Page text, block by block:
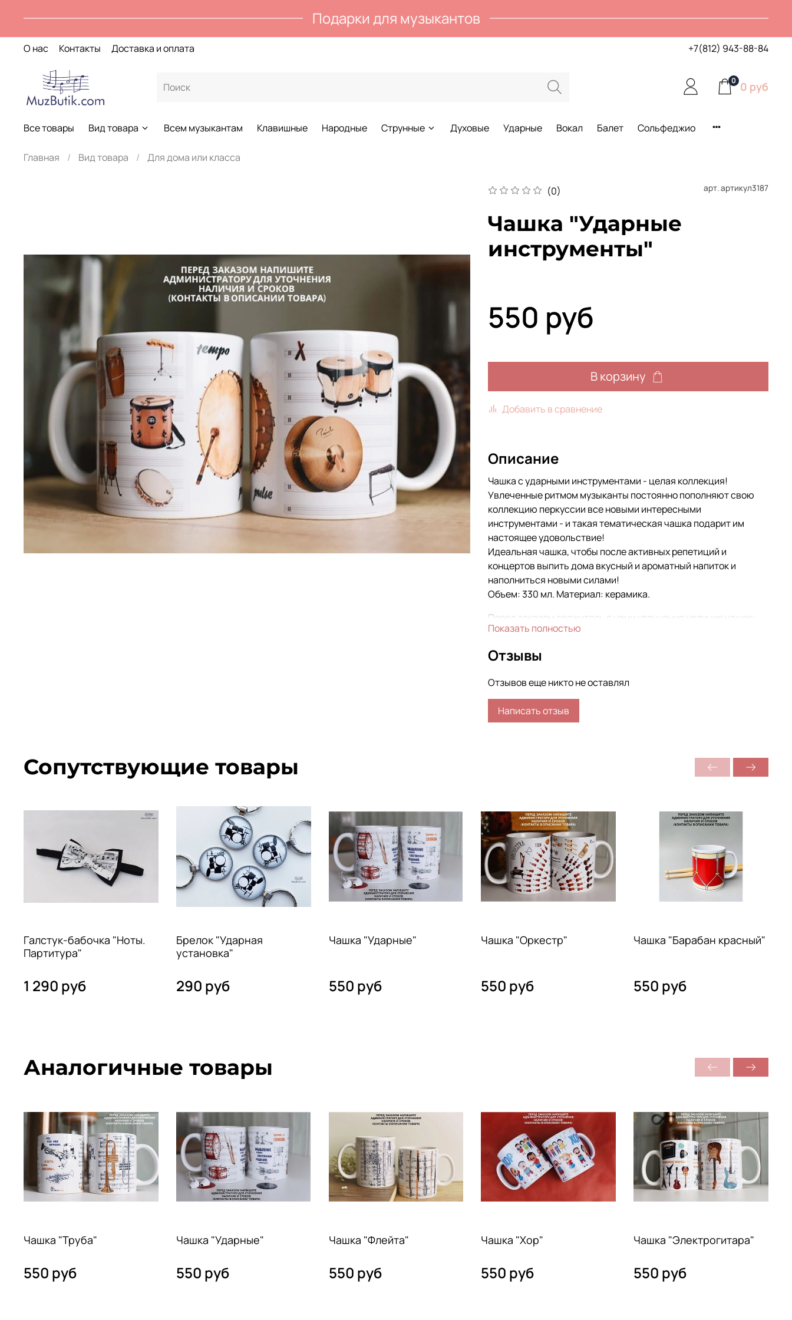
Подарки для музыкантов
О нас Контакты Доставка и оплата +7(812) 943-88-84
0 0 руб
Все товары Вид товара Всем музыкантам Клавишные Народные Струнные Духовые Ударные Вокал Балет Сольфеджио
Главная Вид товара Для дома или класса
(0) арт.артикул3187
Чашка "Ударные
инструменты"
550 руб
В корзину
Добавить в сравнение
Описание
Чашка с ударными инструментами - целая коллекция!
Увлеченные ритмом музыканты постоянно пополняют свою
коллекцию перкуссии все новыми интересными
инструментами - и такая тематическая чашка подарит им
настоящее удовольствие!
Идеальная чашка, чтобы после активных репетиций и
концертов выпить дома вкусный и ароматный напиток и
наполниться новыми силами!
Объем: 330 мл. Материал: керамика.
Перед заказом свяжитесь с нами уточнения наличия чашек:
- позвоните нам по тел. +7(812)943-88-84
Можем изготовить любое количество чашек под заказ.
Показать полностью
Отзывы
Отзывов еще никто не оставлял
Написать отзыв
Сопутствующие товары
Галстук-бабочка "Ноты.
Партитура"
1 290 руб
Брелок "Ударная
установка"
290 руб
Чашка "Ударные"
550 руб
Чашка "Оркестр"
550 руб
Чашка "Барабан красный"
550 руб
Аналогичные товары
Чашка "Труба"
550 руб
Чашка "Ударные"
550 руб
Чашка "Флейта"
550 руб
Чашка "Хор"
550 руб
Чашка "Электрогитара"
550 руб